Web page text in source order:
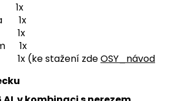
1x
1x
1x
1x
stažení zdeOSY_návod